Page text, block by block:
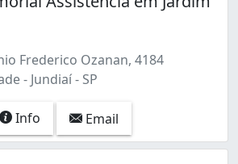
Centenário (1)
(1)
Frederico Ozanan, 4184
- Jundiaí - SP
Info Email